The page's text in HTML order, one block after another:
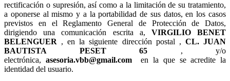
rectificación o supresión, así como a la limitación de su tratamiento,
a oponerse al mismo y a la portabilidad de sus datos, en los casos
previstos en el Reglamento General de Protección de Datos,
dirigiendo una comunicación escrita a,
, en la siguiente dirección postal ,
, y/o
electrónica,
en la que se acredite la
identidad del usuario.